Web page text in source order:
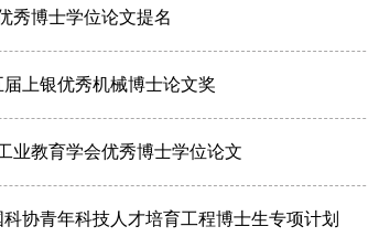
秀博士学位论文提名
上银优秀机械博士论文奖
业教育学会优秀博士学位论文
科协青年科技人才培育工程博士生专项计划